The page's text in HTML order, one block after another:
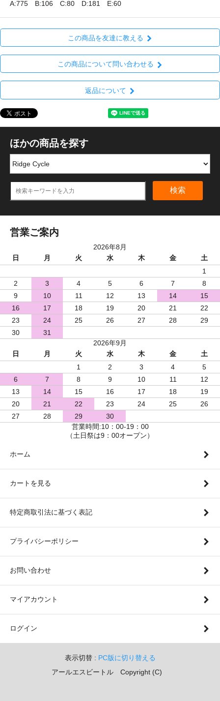
A:775 B:106 C:80 D:181 E:60
この商品を友達に教える
この商品について問い合わせる
返品について
ほかの商品を探す
検索
営業ご案内
2026年8月
日
月 火 水 木 金
土
1
2
3 4 5 6 7
8
9
10 11 12 13 14
15
16
17 18 19 20 21
22
23
24 25 26 27 28
29
30
31
2026年9月
日
月 火 水 木 金
土
1
2 3 4
5
6
7 8 9 10 11
12
13
14 15 16 17 18
19
20
21 22 23 24 25
26
27
28 29
30
営業時間:10：00-19：00
（土日祭は9：00オープン）
ホーム
カートを見る
特定商取引法に基づく表記
プライバシーポリシー
お問い合わせ
マイアカウント
ログイン
表示切替 : PC版に切り替える
アールエスビートル Copyright (C)